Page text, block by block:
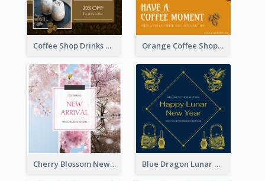
Coffee Shop Drinks Discount Instagram Post Orange Coffee Shop Instagram Post
Cherry Blossom New Arrival Instagram Post Blue Dragon Lunar New Year Instagram Post